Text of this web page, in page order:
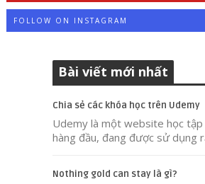
FOLLOW ON INSTAGRAM
Bài viết mới nhất
Chia sẻ các khóa học trên Udemy
Udemy là một website học
hàng đầu, đang được sử dụng
Nothing gold can stay là gì?